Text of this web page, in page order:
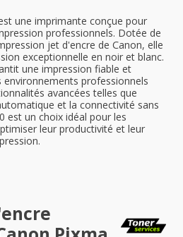
une imprimante conçue pour
professionnels. Dotée de
jet d'encre de Canon, elle
exceptionnelle en noir et blanc.
une impression fiable et
professionnels
avancées telles que
et la connectivité sans
est un choix idéal pour les
leur productivité et leur